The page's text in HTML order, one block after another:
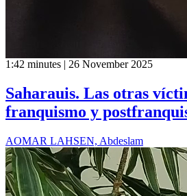
1:42 minutes | 26 November 2025
Saharauis. Las otras
franquismo y
AOMAR LAHSEN, Abdeslam